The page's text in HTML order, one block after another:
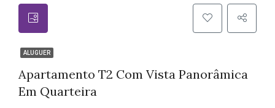
ALUGUER
Apartamento T2 Com Vista Panorâmica
Em Quarteira